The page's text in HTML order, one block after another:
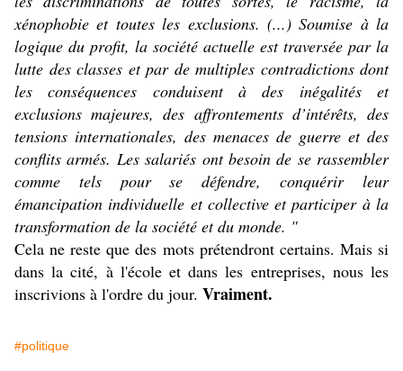
xénophobie et toutes les exclusions. (...) Soumise à la
logique du profit, la société actuelle est traversée par la
lutte des classes et par de multiples contradictions dont
les conséquences conduisent à des inégalités et
exclusions majeures, des affrontements d’intérêts, des
tensions internationales, des menaces de guerre et des
conflits armés. Les salariés ont besoin de se rassembler
comme tels pour se défendre, conquérir leur
émancipation individuelle et collective et participer à la
transformation de la société et du monde. "
Cela ne reste que des mots prétendront certains. Mais si
dans la cité, à l'école et dans les entreprises, nous les
inscrivions à l'ordre du jour. Vraiment.
#politique